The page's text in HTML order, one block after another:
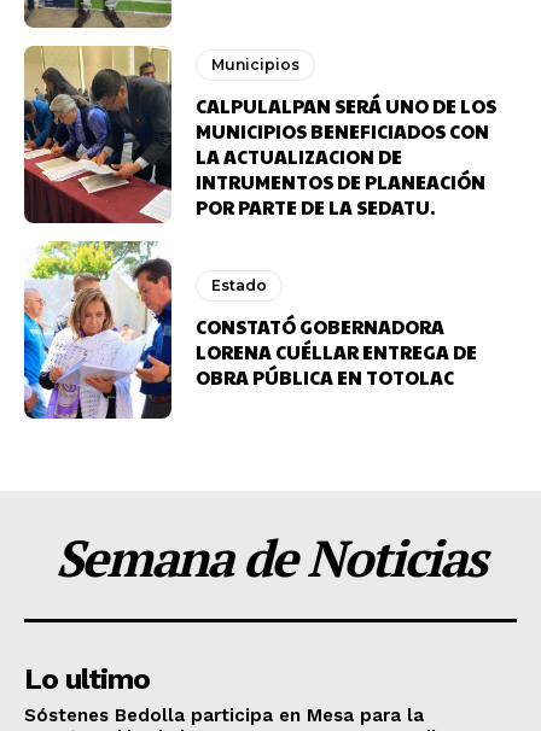
Municipios
CALPULALPAN SERÁ UNO DE LOS
MUNICIPIOS BENEFICIADOS CON
LA ACTUALIZACION DE
INTRUMENTOS DE PLANEACIÓN
POR PARTE DE LA SEDATU.
Estado
CONSTATÓ GOBERNADORA
LORENA CUÉLLAR ENTREGA DE
OBRA PÚBLICA EN TOTOLAC
Semana de Noticias
Lo ultimo
Sóstenes Bedolla participa en Mesa para la